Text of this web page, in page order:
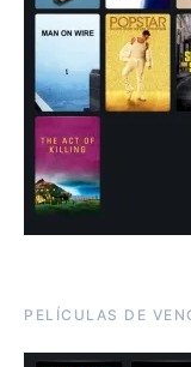
PELÍCULAS DE